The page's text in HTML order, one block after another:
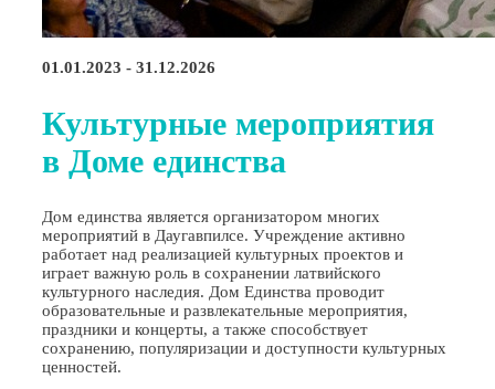
01.01.2023 - 31.12.2026
Культурные мероприятия
в Доме единства
Дом единства является организатором многих
мероприятий в Даугавпилсе. Учреждение активно
работает над реализацией культурных проектов и
играет важную роль в сохранении латвийского
культурного наследия. Дом Единства проводит
образовательные и развлекательные мероприятия,
праздники и концерты, а также способствует
сохранению, популяризации и доступности культурных
ценностей.